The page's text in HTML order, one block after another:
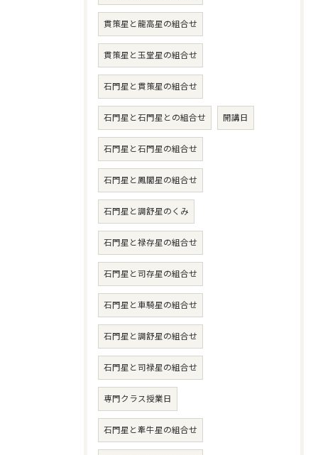
貫策星と龍高星の組合せ
貫策星と玉堂星の組合せ
石門星と貫策星の組合せ
石門星と石門星との組合せ 開講日
石門星と石門星の組合せ
石門星と鳳閣星の組合せ
石門星と調舒星のくみ
石門星と禄存星の組合せ
石門星と司存星の組合せ
石門星と車騎星の組合せ
石門星と調舒星の組合せ
石門星と司禄星の組合せ
専門クラス授業日
石門星と牽牛星の組合せ